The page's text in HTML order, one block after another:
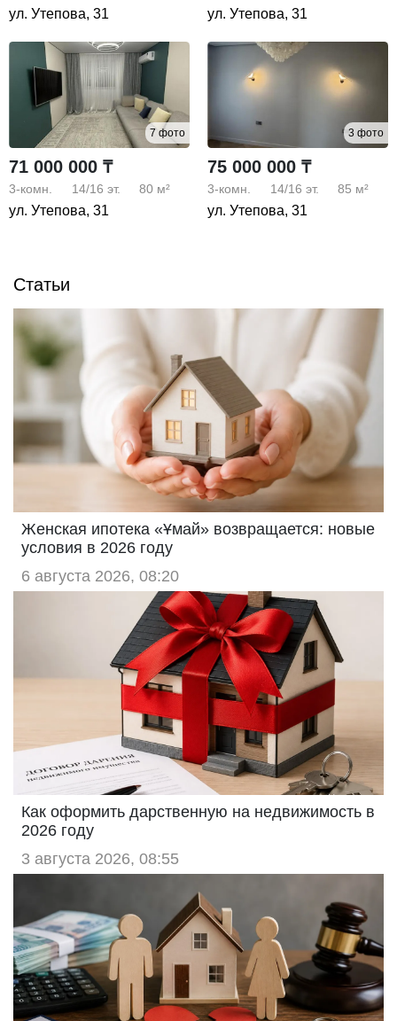
ул. Утепова, 31 ул. Утепова, 31
7 фото
71 000 000 ₸
3-комн. 14/16 эт. 80 м²
ул. Утепова, 31
3 фото
75 000 000 ₸
3-комн. 14/16 эт. 85 м²
ул. Утепова, 31
Статьи
Женская ипотека «Ұмай» возвращается: новые
условия в 2026 году
6 августа 2026, 08:20
Как оформить дарственную на недвижимость в
2026 году
3 августа 2026, 08:55